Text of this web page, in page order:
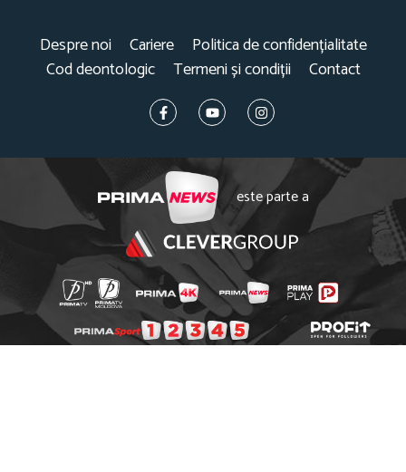
Despre noi Cariere
Politica de confidențialitate
Cod deontologic
Termeni și condiții Contact
este parte a